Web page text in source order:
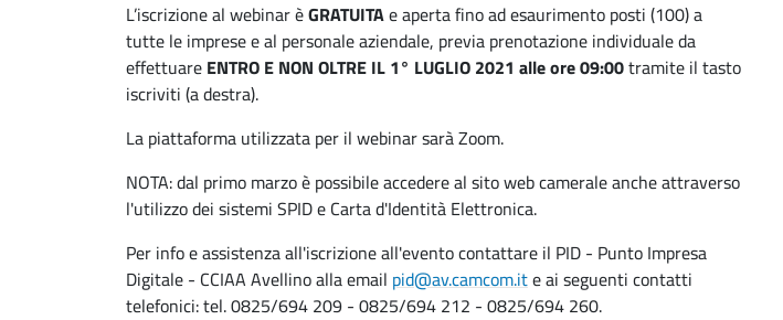
L’iscrizione al webinar èGRATUITAe aperta fino ad esaurimento posti (100) a
tutte le imprese e al personale aziendale, previa prenotazione individuale da
effettuare ENTRO E NON OLTRE IL 1° LUGLIO 2021 alle ore 09:00tramite il tasto
iscriviti (a destra).
La piattaforma utilizzata per il webinar sarà Zoom.
NOTA: dal primo marzo è possibile accedere al sito web camerale anche attraverso
l'utilizzo dei sistemi SPID e Carta d'Identità Elettronica.
Per info e assistenza all'iscrizione all'evento contattare il PID - Punto Impresa
Digitale - CCIAA Avellino alla email pid@av.camcom.ite ai seguenti contatti
telefonici: tel. 0825/694 209 - 0825/694 212 - 0825/694 260.